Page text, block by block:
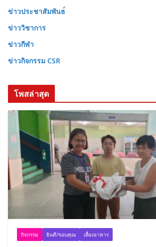
ข่าวประชาสัมพันธ
ข่าววิชาการ
ข่าวกีฬา
ข่าวกิจกรรม CSR
โพสล่าสุด
กิจกรรม ยินดี/ขอบคุณ เลี้ยงอาหาร